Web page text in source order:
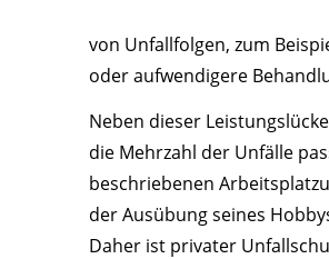
von Unfallfolgen, zum
oder aufwendigere
Neben dieser
die Mehrzahl der Unfälle
beschriebenen
der Ausübung seines
Daher ist privater